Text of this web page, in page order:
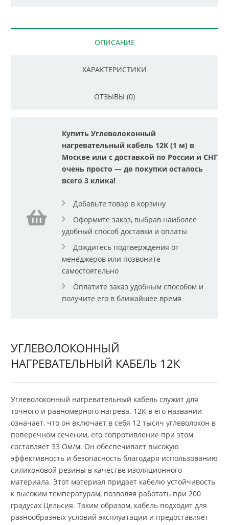
ОПИСАНИЕ
ХАРАКТЕРИСТИКИ
ОТЗЫВЫ (0)
Купить Углеволоконный
нагревательный кабель 12К (1 м) в
Москве или с доставкой по России и СНГ
очень просто — до покупки осталось
всего 3 клика!
Добавьте товар в корзину
Оформите заказ, выбрав наиболее
удобный способ доставки и оплаты
Дождитесь подтверждения от
менеджеров или позвоните
самостоятельно
Оплатите заказ удобным способом и
получите его в ближайшее время
УГЛЕВОЛОКОННЫЙ
НАГРЕВАТЕЛЬНЫЙ КАБЕЛЬ 12К
Углеволоконный нагревательный кабель служит для
точного и равномерного нагрева. 12K в его названии
означает, что он включает в себя 12 тысяч углеволокон в
поперечном сечении, его сопротивление при этом
составляет 33 Ом/м. Он обеспечивает высокую
эффективность и безопасность благодаря использованию
силиконовой резины в качестве изоляционного
материала. Этот материал придает кабелю устойчивость
к высоким температурам, позволяя работать при 200
градусах Цельсия. Таким образом, кабель подходит для
разнообразных условий эксплуатации и предоставляет